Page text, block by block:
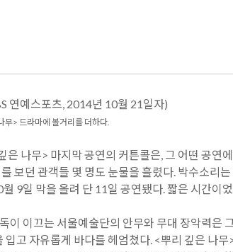
연예스포츠, 2014년 10월 21일자)
무> 드라마에 볼거리를 더하다.
은 나무> 마지막 공연의 커튼콜은, 그 어떤 공연
보던 관객들 몇 명도 눈물을 흘렸다. 박수소리
9일 막을 올려 단 11일 공연됐다. 짧은 시간이
이 이끄는 서울예술단의 안무와 무대 장악력은
입고 자유롭게 바다를 헤엄쳤다. <뿌리 깊은 나